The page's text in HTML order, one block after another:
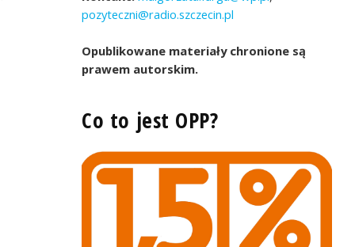
Downa Iskierka
Szymański i Jakub Matuszewski
pozyteczni@radio.szczecin.pl
Opublikowane materiały chronione są
prawem autorskim.
Co to jest OPP?